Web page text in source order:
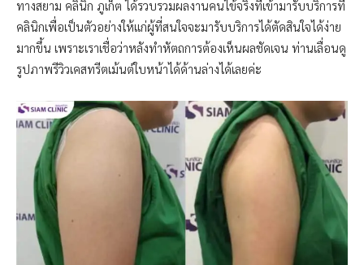
ทางสยาม คลินิก ภูเก็ต ได้รวบรวมผลงานคนไข้จริงที่เข้ามารับบริการที่
คลินิกเพื่อเป็นตัวอย่างให้แก่ผู้ที่สนใจจะมารับบริการได้ตัดสินใจได้ง่าย
มากขึ้น เพราะเราเชื่อว่าหลังทำหัตถการต้องเห็นผลชัดเจน ท่านเลื่อนดู
รูปภาพรีวิวเคสทรีตเม้นต์ใบหน้าได้ด้านล่างได้เลยค่ะ